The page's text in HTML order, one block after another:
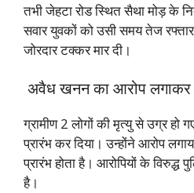
तभी जेहटा रोड स्थित सैथा मोड़ के
सवार युवकों को उसी समय तेज
जोरदार टक्कर मार दी।
अवैध खनन का आरोप लगाकर
ग्रामीण 2 लोगों की मृत्यु से उग्र हो
प्रारंभ कर दिया। उन्होंने आरोप
प्रारंभ होता है। आरोपियों के विरुद्ध
है।